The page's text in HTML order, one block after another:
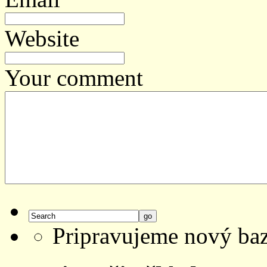
Website
Your comment
Pripravujeme nový